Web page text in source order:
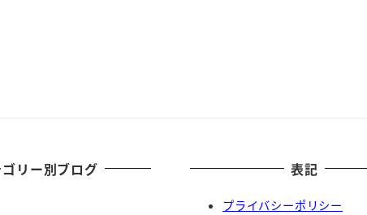
リー別ブログ 表記
プライバシーポリシー